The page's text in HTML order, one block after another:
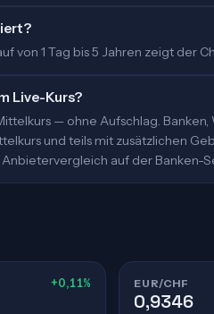
von 1 Tag bis 5 Jahren zeigt der
Live-Kurs?
— ohne Aufschlag.
und teils mit zusätzlichen
auf der Banken-
+0,11% EUR/CHF
0,9346